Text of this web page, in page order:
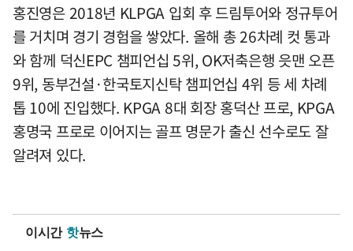
홍진영은 2018년 KLPGA 입회 후 드림투어와 정규투어
를 거치며 경기 경험을 쌓았다. 올해 총 26차례 컷 통과
와 함께 덕신EPC 챔피언십 5위, OK저축은행 읏맨 오픈
9위, 동부건설·한국토지신탁 챔피언십 4위 등 세 차례
톱 10에 진입했다. KPGA 8대 회장 홍덕산 프로, KPGA
홍명국 프로로 이어지는 골프 명문가 출신 선수로도 잘
알려져 있다.
이시간 핫뉴스